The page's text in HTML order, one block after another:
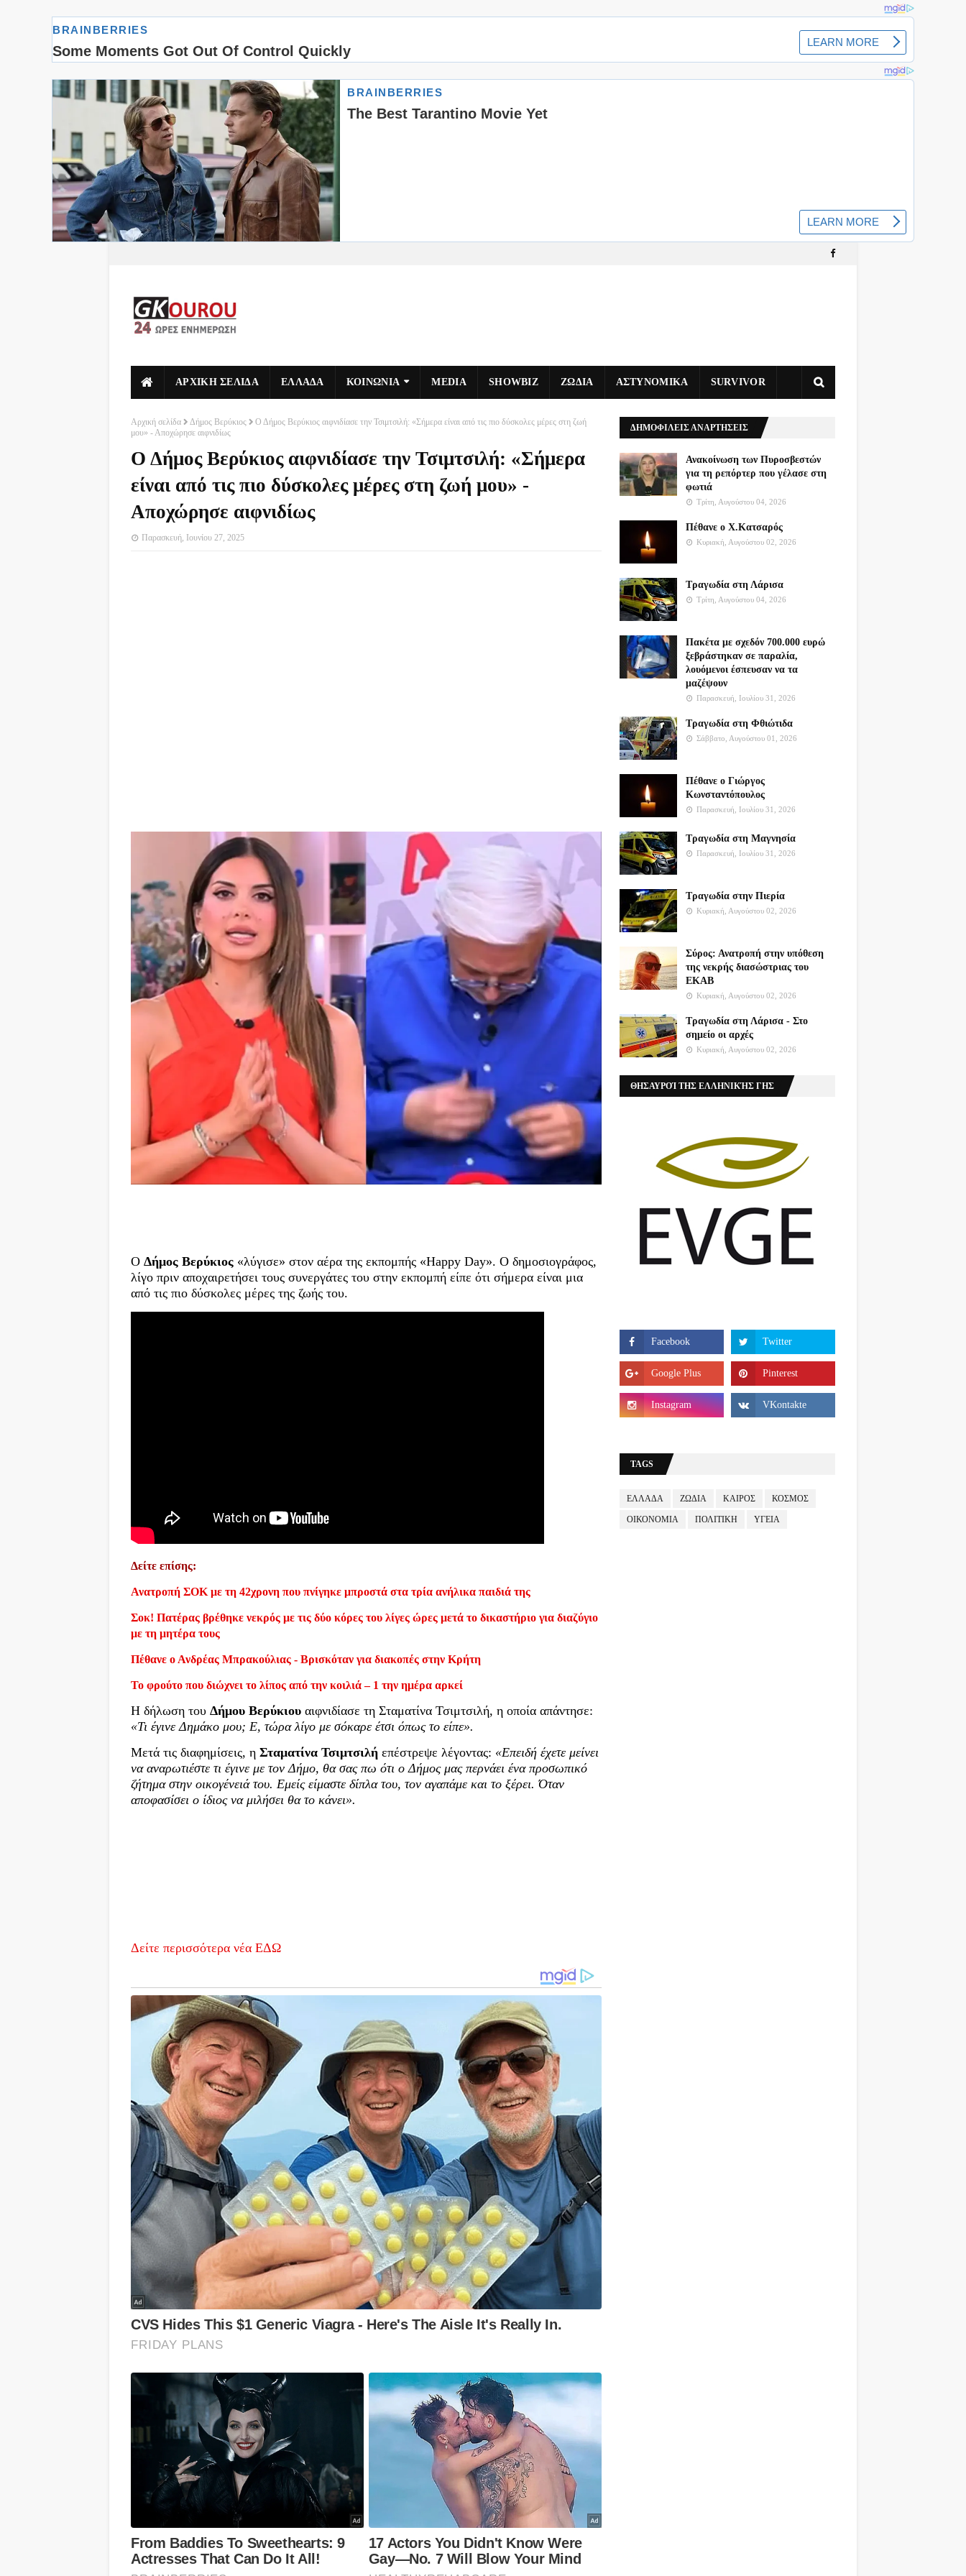
ΑΡΧΙΚΗ ΣΕΛΙΔΑ ΕΛΛΑΔΑ ΚΟΙΝΩΝΙΑ MEDIA SHOWBIZ ΖΩΔΙΑ ΑΣΤΥΝΟΜΙΚΑ SURVIVOR
Αρχική σελίδα Δήμος Βερύκιος
Ο Δήμος Βερύκιος αιφνιδίασε την Τσιμτσιλή: «Σήμερα είναι από τις πιο δύσκολες μέρες στη ζωή
μου» - Αποχώρησε αιφνιδίως
Ο Δήμος Βερύκιος αιφνιδίασε την Τσιμτσιλή: «Σήμερα
είναι από τις πιο δύσκολες μέρες στη ζωή μου» -
Αποχώρησε αιφνιδίως
Παρασκευή, Ιουνίου 27, 2025
Ο Δήμος Βερύκιος «λύγισε» στον αέρα της εκπομπής «Happy Day». Ο δημοσιογράφος,
λίγο πριν αποχαιρετήσει τους συνεργάτες του στην εκπομπή είπε ότι σήμερα είναι μια
από τις πιο δύσκολες μέρες της ζωής του.
Δείτε επίσης:
Ανατροπή ΣΟΚ με τη 42χρονη που πνίγηκε μπροστά στα τρία ανήλικα παιδιά της
Σοκ! Πατέρας βρέθηκε νεκρός με τις δύο κόρες του λίγες ώρες μετά το δικαστήριο για διαζύγιο
με τη μητέρα τους
Πέθανε ο Ανδρέας Μπρακούλιας - Βρισκόταν για διακοπές στην Κρήτη
Το φρούτο που διώχνει το λίπος από την κοιλιά – 1 την ημέρα αρκεί
Η δήλωση του Δήμου Βερύκιου αιφνιδίασε τη Σταματίνα Τσιμτσιλή, η οποία απάντησε:
«Τι έγινε Δημάκο μου; Ε, τώρα λίγο με σόκαρε έτσι όπως το είπε».
Μετά τις διαφημίσεις, η Σταματίνα Τσιμτσιλή επέστρεψε λέγοντας: «Επειδή έχετε μείνει
να αναρωτιέστε τι έγινε με τον Δήμο, θα σας πω ότι ο Δήμος μας περνάει ένα προσωπικό
ζήτημα στην οικογένειά του. Εμείς είμαστε δίπλα του, τον αγαπάμε και το ξέρει. Όταν
αποφασίσει ο ίδιος να μιλήσει θα το κάνει».
Δείτε περισσότερα νέα ΕΔΩ
ΔΗΜΟΦΙΛΕΙΣ ΑΝΑΡΤΗΣΕΙΣ
Ανακοίνωση των Πυροσβεστών
για τη ρεπόρτερ που γέλασε στη
φωτιά
Τρίτη, Αυγούστου 04, 2026
Πέθανε ο Χ.Κατσαρός
Κυριακή, Αυγούστου 02, 2026
Τραγωδία στη Λάρισα
Τρίτη, Αυγούστου 04, 2026
Πακέτα με σχεδόν 700.000 ευρώ
ξεβράστηκαν σε παραλία,
λουόμενοι έσπευσαν να τα
μαζέψουν
Παρασκευή, Ιουλίου 31, 2026
Τραγωδία στη Φθιώτιδα
Σάββατο, Αυγούστου 01, 2026
Πέθανε ο Γιώργος
Κωνσταντόπουλος
Παρασκευή, Ιουλίου 31, 2026
Τραγωδία στη Μαγνησία
Παρασκευή, Ιουλίου 31, 2026
Τραγωδία στην Πιερία
Κυριακή, Αυγούστου 02, 2026
Σύρος: Ανατροπή στην υπόθεση
της νεκρής διασώστριας του
ΕΚΑΒ
Κυριακή, Αυγούστου 02, 2026
Τραγωδία στη Λάρισα - Στο
σημείο οι αρχές
Κυριακή, Αυγούστου 02, 2026
ΘΗΣΑΥΡΟΊ ΤΗΣ ΕΛΛΗΝΙΚΉΣ ΓΗΣ
TAGS
ΕΛΛΑΔΑ ΖΩΔΙΑ ΚΑΙΡΟΣ ΚΟΣΜΟΣ
ΟΙΚΟΝΟΜΙΑ ΠΟΛΙΤΙΚΗ ΥΓΕΙΑ